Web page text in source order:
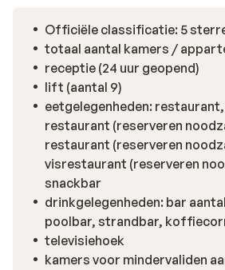
Officiële classificatie: 5
totaal aantal kamers /
receptie (24 uur geopend)
lift (aantal 9)
eetgelegenheden:
restaurant (reserveren
restaurant (reserveren
visrestaurant (reserveren
snackbar
drinkgelegenheden: bar
poolbar, strandbar,
televisiehoek
kamers voor mindervaliden